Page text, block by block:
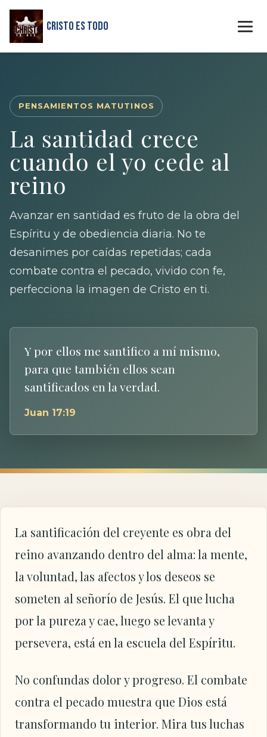
Cristo Es Todo
PENSAMIENTOS MATUTINOS
La santidad crece
cuando el yo cede al
reino
Avanzar en santidad es fruto de la obra del
Espíritu y de obediencia diaria. No te
desanimes por caídas repetidas; cada
combate contra el pecado, vivido con fe,
perfecciona la imagen de Cristo en ti.
Y por ellos me santifico a mí mismo,
para que también ellos sean
santificados en la verdad.
Juan 17:19
La santificación del creyente es obra del
reino avanzando dentro del alma: la mente,
la voluntad, las afectos y los deseos se
someten al señorío de Jesús. El que lucha
por la pureza y cae, luego se levanta y
persevera, está en la escuela del Espíritu.
No confundas dolor y progreso. El combate
contra el pecado muestra que Dios está
transformando tu interior. Mira tus luchas